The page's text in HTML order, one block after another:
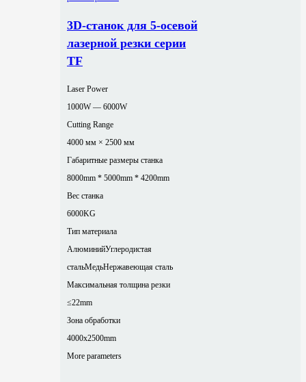
3D-станок для 5-осевой
лазерной резки серии
TF
Laser Power
1000W — 6000W
Cutting Range
4000 мм × 2500 мм
Габаритные размеры станка
8000mm * 5000mm * 4200mm
Вес станка
6000KG
Тип материала
АлюминийУглеродистая
стальМедьНержавеющая сталь
Максимальная толщина резки
≤22mm
Зона обработки
4000x2500mm
More parameters